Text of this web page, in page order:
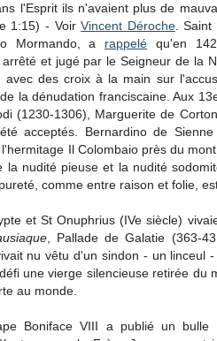
l'Esprit ils n'avaient plus de
1:15) - VoirVincent Déroche. Saint
Mormando, a rappelé qu'en
et jugé par le Seigneur de la
avec des croix à la main sur
la dénudation franciscaine. Aux
(1230-1306), Marguerite de
acceptés. Bernardino de
Il Colombaio près du
la nudité pieuse et la nudité
comme entre raison et folie,
et St Onuphrius (IVe siècle)
, Pallade de Galatie (363-
nu vêtu d'un sindon - un linceul
une vierge silencieuse retirée du
au monde.
Boniface VIII a publié un